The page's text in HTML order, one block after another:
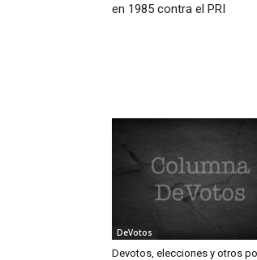
en 1985 contra el PRI
DeVotos
Devotos, elecciones y otros